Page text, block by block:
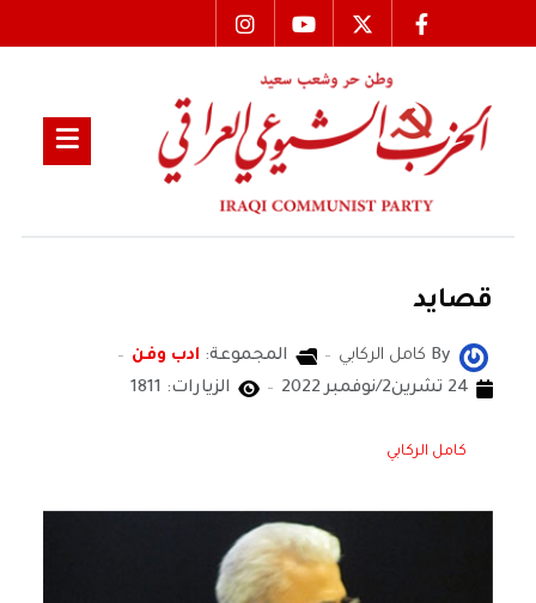
قصايد
By كامل الركابي المجموعة: ادب وفن
24 تشرين2/نوفمبر 2022
الزيارات: 1811
كامل الركابي